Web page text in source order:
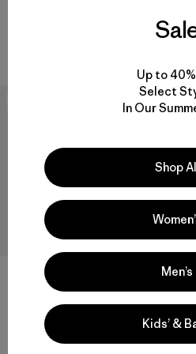
Baby Reversible Down
Sweater™ Hoody
Up to
Select
In Our
Shop
Men’s
Kids’ &